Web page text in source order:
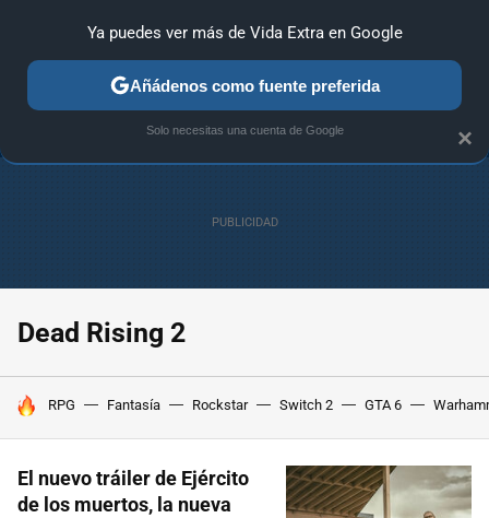
ANÁLISIS GUÍAS Y TRUCOS PC SONY NINTENDO
Dead Rising 2
HOY SE HABLA DE
RPG Fantasía Rockstar Switch 2 GTA 6
El nuevo tráiler de Ejército
de los muertos, la nueva
×
Ya puedes ver más de Vida Extra en Google
Añádenos como fuente preferida
Solo necesitas una cuenta de Google